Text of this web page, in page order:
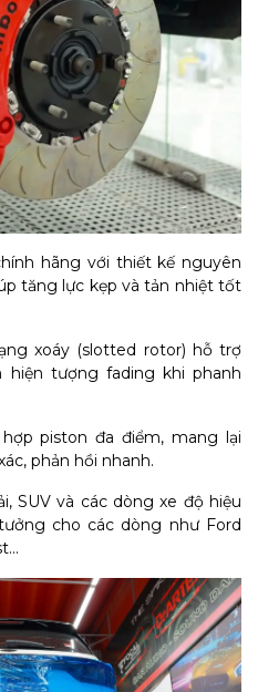
hãng với thiết kế nguyên
tăng lực kẹp và tản nhiệt tốt
xoáy (slotted rotor) hỗ trợ
hiện tượng fading khi phanh
piston đa điểm, mang lại
phản hồi nhanh.
SUV và các dòng xe độ hiệu
cho các dòng như Ford